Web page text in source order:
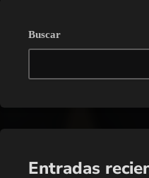
Buscar
Entradas